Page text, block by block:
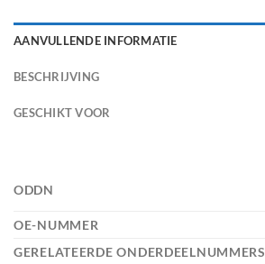
AANVULLENDE INFORMATIE
BESCHRIJVING
GESCHIKT VOOR
ODDN
OE-NUMMER
GERELATEERDE ONDERDEELNUMMERS